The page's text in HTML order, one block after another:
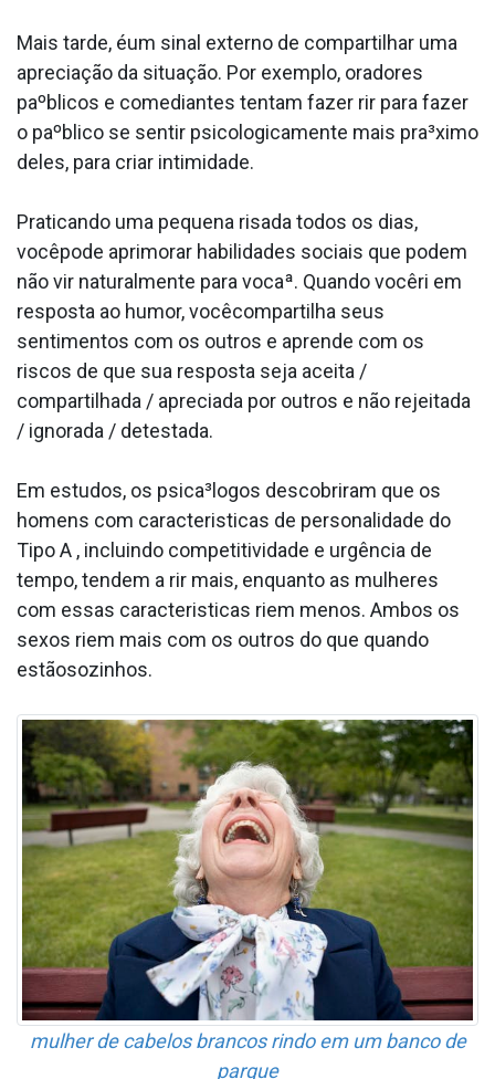
Mais tarde, éum sinal externo de compartilhar uma
apreciação da situação. Por exemplo, oradores
paºblicos e comediantes tentam fazer rir para fazer
o paºblico se sentir psicologicamente mais pra³ximo
deles, para criar intimidade.
Praticando uma pequena risada todos os dias,
vocêpode aprimorar habilidades sociais que podem
não vir naturalmente para vocaª. Quando vocêri em
resposta ao humor, vocêcompartilha seus
sentimentos com os outros e aprende com os
riscos de que sua resposta seja aceita /
compartilhada / apreciada por outros e não rejeitada
/ ignorada / detestada.
Em estudos, os psica³logos descobriram que os
homens com caracteri­sticas de personalidade do
Tipo A , incluindo competitividade e urgência de
tempo, tendem a rir mais, enquanto as mulheres
com essas caracteri­sticas riem menos. Ambos os
sexos riem mais com os outros do que quando
estãosozinhos.
mulher de cabelos brancos rindo em um banco de
parque